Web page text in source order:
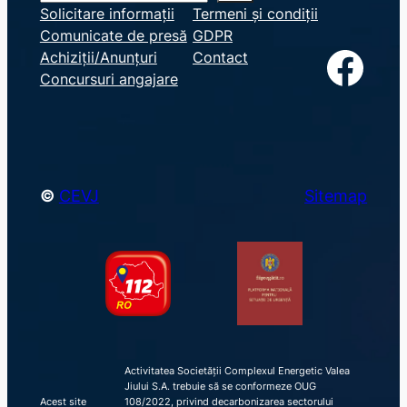
e
a
r
c
Solicitare informații
Comunicate de presă
Achiziții/Anunțuri
Concursuri angajare
Termeni și condiții
GDPR
Contact
Facebook
© CEVJ Sitemap
Acest site
Activitatea Societății Complexul Energetic Valea
Jiului S.A. trebuie să se conformeze OUG
108/2022, privind decarbonizarea sectorului